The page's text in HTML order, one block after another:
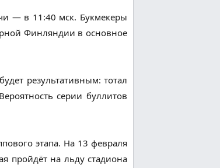
— в 11:40 мск. Букмекеры
Финляндии в основное
результативным: тотал
серии буллитов
этапа. На 13 февраля
пройдёт на льду стадиона